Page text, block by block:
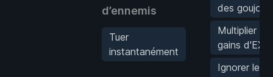
d’ennemis
Tuer
instantanément
des goujons
Multiplier les
gains d'EXP
Ignorer les